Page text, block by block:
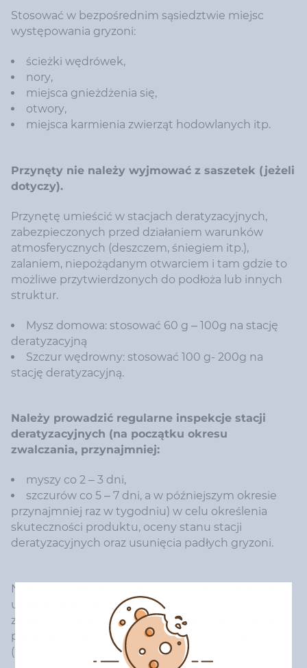
Stosować w bezpośrednim sąsiedztwie miejsc
występowania gryzoni:
ścieżki wędrówek,
nory,
miejsca gnieżdżenia się,
otwory,
miejsca karmienia zwierząt hodowlanych itp.
Przynęty nie należy wyjmować z saszetek (jeżeli
dotyczy).
Przynętę umieścić w stacjach deratyzacyjnych,
zabezpieczonych przed działaniem warunków
atmosferycznych (deszczem, śniegiem itp.),
zalaniem, niepożądanym otwarciem i tam gdzie to
możliwe przytwierdzonych do podłoża lub innych
struktur.
Mysz domowa: stosować 60 g – 100g na stację
deratyzacyjną
Szczur wędrowny: stosować 100 g- 200g na
stację deratyzacyjną.
Należy prowadzić regularne inspekcje stacji
deratyzacyjnych (na początku okresu
zwalczania, przynajmniej:
myszy co 2 – 3 dni,
szczurów co 5 – 7 dni, a w późniejszym okresie
przynajmniej raz w tygodniu) w celu określenia
skuteczności produktu, oceny stanu stacji
deratyzacyjnych oraz usunięcia padłych gryzoni.
Należy uzupełniać zjedzoną przynętę, wymieniać tę
uszkodzoną przez wodę i
zanieczyszczoną, regularnie wyszukiwać i usuwać
padłe gryzonie stosując rękawice ochronne
(PVC/nitrylowe) lub narzędzia np. szczypce.